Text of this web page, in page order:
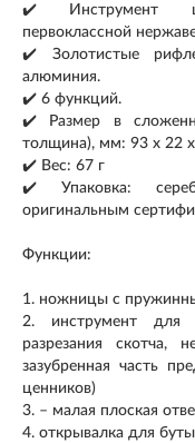
✔️ Инструмент
первоклассной
✔️ Золотистые
алюминия.
✔️ 6 функций.
✔️ Размер в
толщина), мм: 93 х 22
✔️ Вес: 67 г
✔️ Упаковка:
оригинальным
Функции:
1. ножницы с
2. инструмент для
разрезания скотча,
зазубренная часть
ценников)
3. – малая плоская
4. открывалка для